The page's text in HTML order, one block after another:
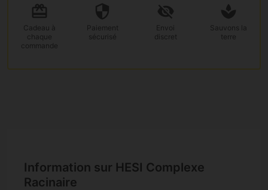
Cadeau à
chaque
commande
Paiement
sécurisé
Envoi
discret
Sauvons la
terre
Information sur HESI Complexe
Racinaire